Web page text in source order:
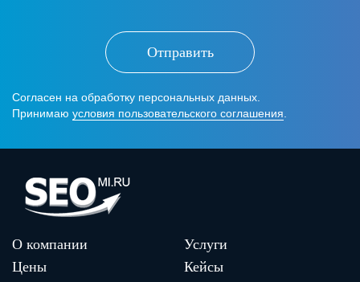
Отправить
Согласен на обработку персональных данных.
Принимаю условия пользовательского соглашения
О компании
Услуги
Цены
Кейсы